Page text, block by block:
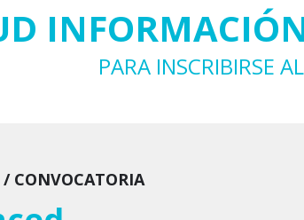
PARA INSCRIBIRSE
CONVOCATORIA